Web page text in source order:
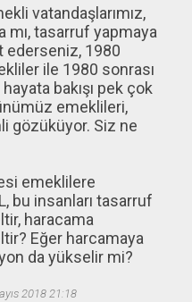
vatandaşlarımız,
mı, tasarruf yapmaya
ederseniz, 1980
ile 1980 sonrası
bakışı pek çok
emeklileri,
gözüküyor. Siz ne
emeklilere
bu insanları tasarruf
haracama
Eğer harcamaya
da yükselir mi?
2018 21:18